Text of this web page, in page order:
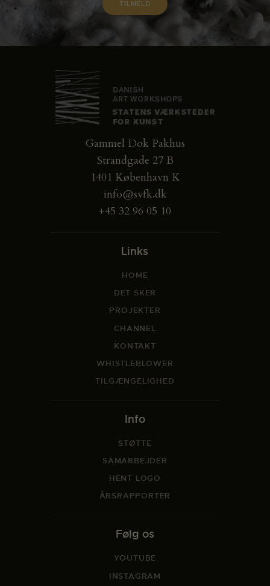
Gammel Dok Pakhus
Strandgade 27 B
1401 København K
info@svfk.dk
+45 32 96 05 10
Links
HOME
DET SKER
PROJEKTER
CHANNEL
KONTAKT
WHISTLEBLOWER
TILGÆNGELIGHED
Info
STØTTE
SAMARBEJDER
HENT LOGO
ÅRSRAPPORTER
Følg os
YOUTUBE
INSTAGRAM